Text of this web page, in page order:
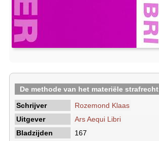
De methode van het materiële strafrecht
Schrijver
Rozemond Klaas
Uitgever
Ars Aequi Libri
Bladzijden
167